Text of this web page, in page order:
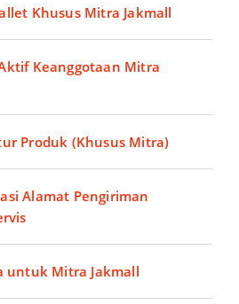
Khusus Mitra Jakmall
Keanggotaan Mitra
Produk (Khusus Mitra)
Alamat Pengiriman
untuk Mitra Jakmall